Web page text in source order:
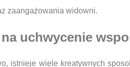
zaangażowania widowni.
uchwycenie
istnieje wiele kreatywnych